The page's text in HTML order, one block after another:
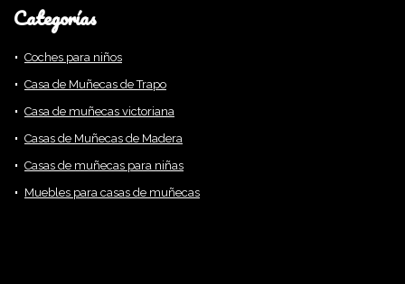
Categorías
Coches para niños
Casa de Muñecas de Trapo
Casa de muñecas victoriana
Casas de Muñecas de Madera
Casas de muñecas para niñas
Muebles para casas de muñecas